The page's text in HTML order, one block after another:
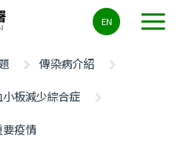
EN
傳染病介紹
板減少綜合症
要疫情